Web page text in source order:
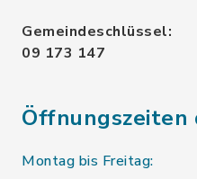
Gemeindeschlüssel:
09 173 147
Öffnungszeiten
Montag bis Freitag: